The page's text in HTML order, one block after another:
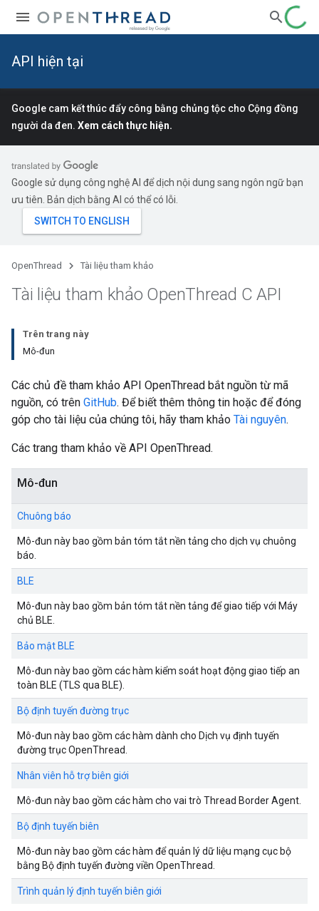
API hiện tại
Google cam kết thúc đẩy công bằng chủng tộc cho Cộng đồng
người da đen. Xem cách thực hiện.
Google sử dụng công nghệ AI để dịch nội dung sang ngôn ngữ bạn
ưu tiên. Bản dịch bằng AI có thể có lỗi.
OpenThread Tài liệu tham khảo
Tài liệu tham khảo OpenThread C API
Trên trang này
Mô-đun
Các chủ đề tham khảo API OpenThread bắt nguồn từ mã
nguồn, có trên GitHub. Để biết thêm thông tin hoặc để đóng
góp cho tài liệu của chúng tôi, hãy tham khảo Tài nguyên.
Các trang tham khảo về API OpenThread.
Mô-đun
Chuông báo
Mô-đun này bao gồm bản tóm tắt nền tảng cho dịch vụ chuông
báo.
BLE
Mô-đun này bao gồm bản tóm tắt nền tảng để giao tiếp với Máy
chủ BLE.
Bảo mật BLE
Mô-đun này bao gồm các hàm kiểm soát hoạt động giao tiếp an
toàn BLE (TLS qua BLE).
Bộ định tuyến đường trục
Mô-đun này bao gồm các hàm dành cho Dịch vụ định tuyến
đường trục OpenThread.
Nhân viên hỗ trợ biên giới
Mô-đun này bao gồm các hàm cho vai trò Thread Border Agent.
Bộ định tuyến biên
Mô-đun này bao gồm các hàm để quản lý dữ liệu mạng cục bộ
bằng Bộ định tuyến đường viền OpenThread.
Trình quản lý định tuyến biên giới